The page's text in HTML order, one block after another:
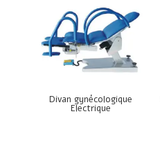
Divan gynécologique
Electrique